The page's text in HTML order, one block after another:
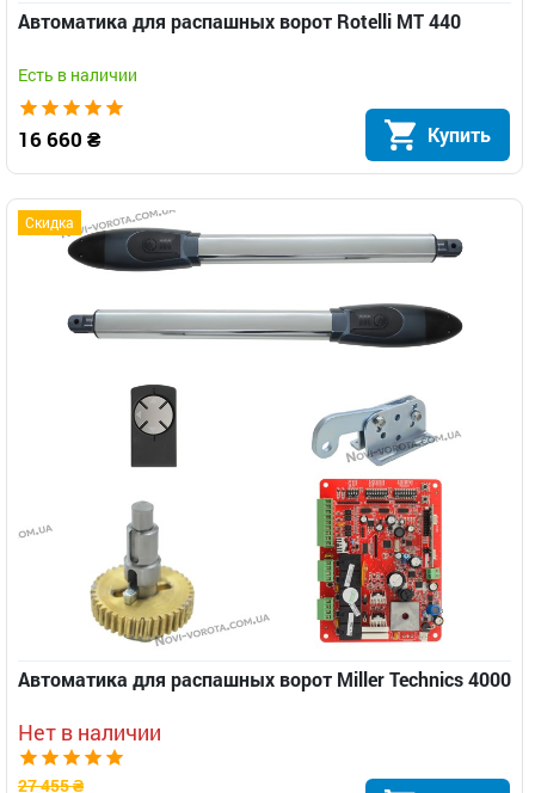
Автоматика для распашных ворот Rotelli MT 440
Есть в наличии
16 660 ₴ Купить
Скидка
Автоматика для распашных ворот Miller Technics 4000
Нет в наличии
27 455 ₴